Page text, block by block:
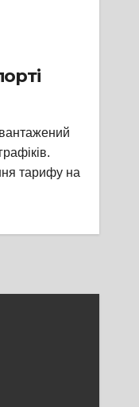
тарифу на